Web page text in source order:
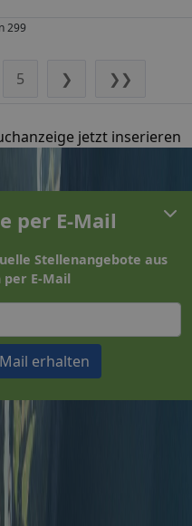
299
5 ❯ ❯❯
jetzt inserieren
per E-Mail
Stellenangebote aus
per E-Mail
erhalten